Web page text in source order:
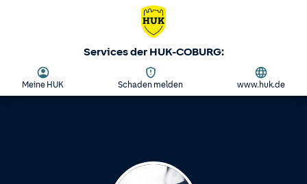
Services der HUK-COBURG:
Meine HUK Schaden melden www.huk.de